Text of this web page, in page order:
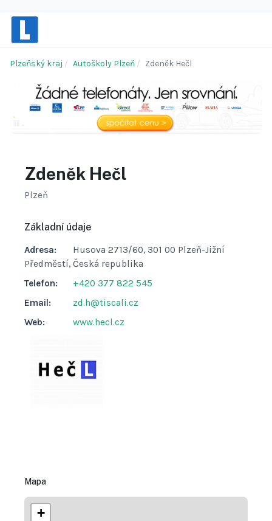
Plzeňský kraj Autoškoly Plzeň Zdeněk Hečl
Zdeněk Hečl
Plzeň
Základní údaje
Adresa:
Husova 2713/60, 301 00 Plzeň-Jižní
Předměstí, Česká republika
Telefon:
+420 377 822 545
Email:
zd.h@tiscali.cz
Web:
www.hecl.cz
Mapa
+